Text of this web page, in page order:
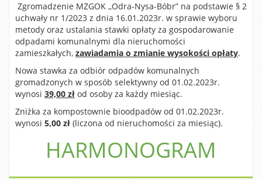
Zgromadzenie MZGOK ,,Odra-Nysa-Bóbr” na podstawie § 2
uchwały nr 1/2023 z dnia 16.01.2023r. w sprawie wyboru
metody oraz ustalania stawki opłaty za gospodarowanie
odpadami komunalnymi dla nieruchomości
zamieszkałych, zawiadamia o zmianie wysokości opłaty.
Nowa stawka za odbiór odpadów komunalnych
gromadzonych w sposób selektywny od 01.02.2023r.
wynosi 39,00 zł od osoby za każdy miesiąc.
Zniżka za kompostownie bioodpadów od 01.02.2023r.
wynosi 5,00 zł (liczona od nieruchomości za miesiąc).
HARMONOGRAM